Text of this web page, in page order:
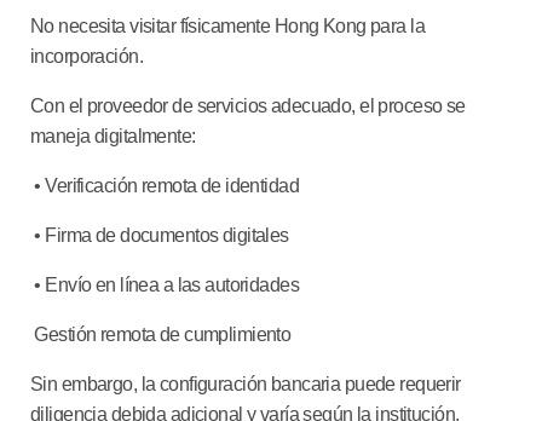
No necesita visitar físicamente Hong Kong para la
incorporación.
Con el proveedor de servicios adecuado, el proceso se
maneja digitalmente:
• Verificación remota de identidad
• Firma de documentos digitales
• Envío en línea a las autoridades
Gestión remota de cumplimiento
Sin embargo, la configuración bancaria puede requerir
diligencia debida adicional y varía según la institución.